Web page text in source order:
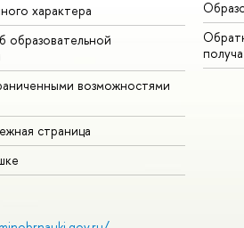
характера
образовательной
возможностями
страница